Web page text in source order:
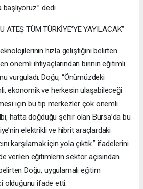
dedi.
ATEŞ TÜM TÜRKİYE’YE YAYILACAK”
hızla geliştiğini belirten
önemli ihtiyaçlarından birinin eğitimli
vurguladı. Doğu, “Önümüzdeki
ekonomik ve herkesin ulaşabileceği
için bu tip merkezler çok önemli.
hatta doğduğu şehir olan Bursa’da bu
elektrikli ve hibrit araçlardaki
karşılamak için yola çıktık.” ifadelerini
verilen eğitimlerin sektör açısından
Doğu, uygulamalı eğitim
olduğunu ifade etti.